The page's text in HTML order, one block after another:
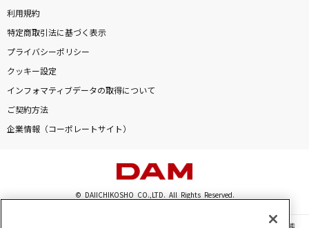
利用規約
特定商取引法に基づく表示
プライバシーポリシー
クッキー設定
インフォマティブデータの取得について
ご契約方法
企業情報（コーポレートサイト）
© DAIICHIKOSHO CO.,LTD. All Rights Reserved.